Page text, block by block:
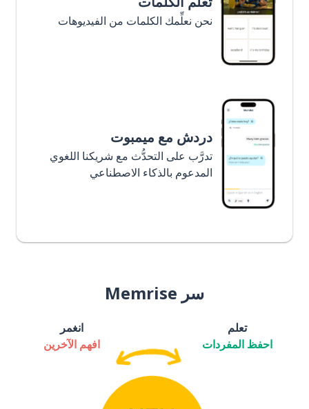
نحن نعلِّمك الكلمات من الفيديوهات
دردش مع ميمبوت
تدرَّب على التحدُّث مع شريكنا اللغوي
المدعوم بالذكاء الاصطناعي
سر Memrise
تعلم
احفظ المفردات
انغمر
افهم الآخرين